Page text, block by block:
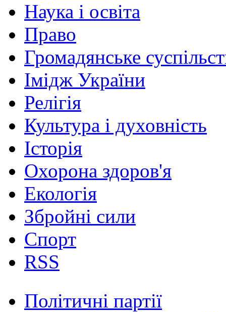
Наука і освіта
Право
Громадянське
Імідж України
Релігія
Культура і духовність
Історія
Охорона здоров'я
Екологія
Збройні сили
Спорт
RSS
Політичні партії